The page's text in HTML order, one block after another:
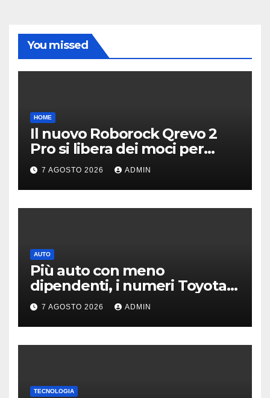
You missed
HOME
Il nuovo Roborock Qrevo 2
Pro si libera dei moci per
pulire i tappeti | PREZZO
7 AGOSTO 2026 ADMIN
AUTO
Più auto con meno
dipendenti, i numeri Toyota
che “scuotono” Volkswagen
7 AGOSTO 2026 ADMIN
TECNOLOGIA